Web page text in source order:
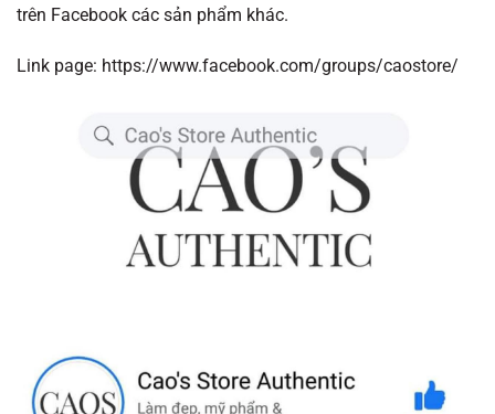
trên Facebook các sản phẩm khác.
Link page: https://www.facebook.com/groups/caostore/